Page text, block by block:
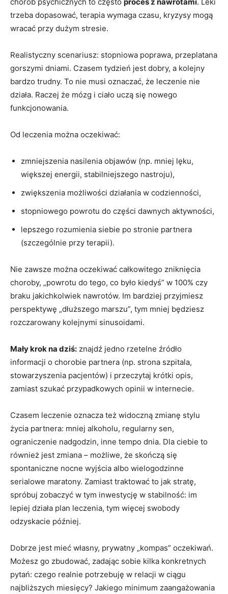
trzeba dopasować, terapia wymaga czasu, kryzysy mogą
wracać przy dużym stresie.
Realistyczny scenariusz: stopniowa poprawa, przeplatana
gorszymi dniami. Czasem tydzień jest dobry, a kolejny
bardzo trudny. To nie musi oznaczać, że leczenie nie
działa. Raczej że mózg i ciało uczą się nowego
funkcjonowania.
Od leczenia można oczekiwać:
zmniejszenia nasilenia objawów (np. mniej lęku,
większej energii, stabilniejszego nastroju),
zwiększenia możliwości działania w codzienności,
stopniowego powrotu do części dawnych aktywności,
lepszego rozumienia siebie po stronie partnera
(szczególnie przy terapii).
Nie zawsze można oczekiwać całkowitego zniknięcia
choroby, „powrotu do tego, co było kiedyś” w 100% czy
braku jakichkolwiek nawrotów. Im bardziej przyjmiesz
perspektywę „dłuższego marszu”, tym mniej będziesz
rozczarowany kolejnymi sinusoidami.
Mały krok na dziś: znajdź jedno rzetelne źródło
informacji o chorobie partnera (np. strona szpitala,
stowarzyszenia pacjentów) i przeczytaj krótki opis,
zamiast szukać przypadkowych opinii w internecie.
Czasem leczenie oznacza też widoczną zmianę stylu
życia partnera: mniej alkoholu, regularny sen,
ograniczenie nadgodzin, inne tempo dnia. Dla ciebie to
również jest zmiana – możliwe, że skończą się
spontaniczne nocne wyjścia albo wielogodzinne
serialowe maratony. Zamiast traktować to jak stratę,
spróbuj zobaczyć w tym inwestycję w stabilność: im
lepiej działa plan leczenia, tym więcej swobody
odzyskacie później.
Dobrze jest mieć własny, prywatny „kompas” oczekiwań.
Możesz go zbudować, zadając sobie kilka konkretnych
pytań: czego realnie potrzebuję w relacji w ciągu
najbliższych miesięcy? Jakiego minimum zaangażowania